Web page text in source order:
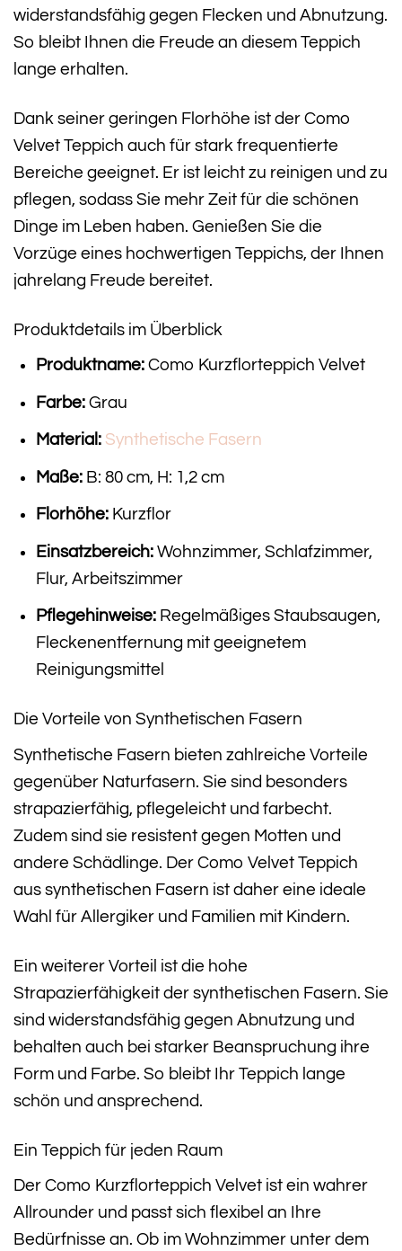
widerstandsfähig gegen Flecken und Abnutzung.
So bleibt Ihnen die Freude an diesem Teppich
lange erhalten.
Dank seiner geringen Florhöhe ist der Como
Velvet Teppich auch für stark frequentierte
Bereiche geeignet. Er ist leicht zu reinigen und zu
pflegen, sodass Sie mehr Zeit für die schönen
Dinge im Leben haben. Genießen Sie die
Vorzüge eines hochwertigen Teppichs, der Ihnen
jahrelang Freude bereitet.
Produktdetails im Überblick
Produktname:Como Kurzflorteppich Velvet
Farbe:Grau
Material: Synthetische Fasern
Maße:B: 80 cm, H: 1,2 cm
Florhöhe:Kurzflor
Einsatzbereich:Wohnzimmer, Schlafzimmer,
Flur, Arbeitszimmer
Pflegehinweise:Regelmäßiges Staubsaugen,
Fleckenentfernung mit geeignetem
Reinigungsmittel
Die Vorteile von Synthetischen Fasern
Synthetische Fasern bieten zahlreiche Vorteile
gegenüber Naturfasern. Sie sind besonders
strapazierfähig, pflegeleicht und farbecht.
Zudem sind sie resistent gegen Motten und
andere Schädlinge. Der Como Velvet Teppich
aus synthetischen Fasern ist daher eine ideale
Wahl für Allergiker und Familien mit Kindern.
Ein weiterer Vorteil ist die hohe
Strapazierfähigkeit der synthetischen Fasern. Sie
sind widerstandsfähig gegen Abnutzung und
behalten auch bei starker Beanspruchung ihre
Form und Farbe. So bleibt Ihr Teppich lange
schön und ansprechend.
Ein Teppich für jeden Raum
Der Como Kurzflorteppich Velvet ist ein wahrer
Allrounder und passt sich flexibel an Ihre
Bedürfnisse an. Ob im Wohnzimmer unter dem